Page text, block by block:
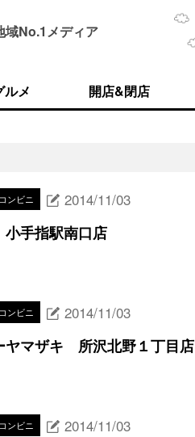
域No.1メディア
ルメ 開店&閉店
ンビニ 2014/11/03
手指駅南口店
ンビニ 2014/11/03
ヤマザキ 所沢北野１丁目店
ンビニ 2014/11/03